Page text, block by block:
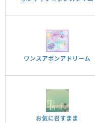
ワンスアポンアドリーム
お気に召すまま